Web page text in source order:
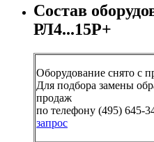
Состав
РЛ4...15Р+
Оборудование снято с
Для подбора замены
продаж
по телефону (495) 645-
запрос